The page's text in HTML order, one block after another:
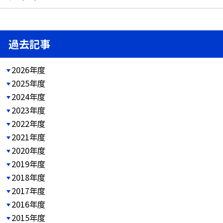
過去記事
2026年度
2025年度
2024年度
2023年度
2022年度
2021年度
2020年度
2019年度
2018年度
2017年度
2016年度
2015年度